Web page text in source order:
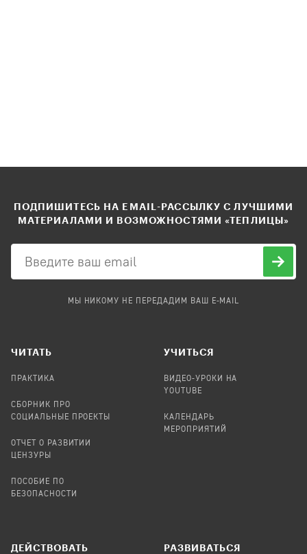
ПОДПИШИТЕСЬ НА EMAIL-РАССЫЛКУ С ЛУЧШИМИ
МАТЕРИАЛАМИ И ВОЗМОЖНОСТЯМИ «ТЕПЛИЦЫ»
МЫ НИКОМУ НЕ ПЕРЕДАДИМ ВАШ E-MAIL
ЧИТАТЬ
ПРАКТИКА
СБОРНИК ПРО
СОЦИАЛЬНЫЕ ПРОЕКТЫ
ОТЧЕТ О РАЗВИТИИ
ЦЕНЗУРЫ
ПОСОБИЕ ПО
БЕЗОПАСНОСТИ
УЧИТЬСЯ
ВИДЕО-УРОКИ НА
YOUTUBE
КАЛЕНДАРЬ
МЕРОПРИЯТИЙ
ДЕЙСТВОВАТЬ РАЗВИВАТЬСЯ